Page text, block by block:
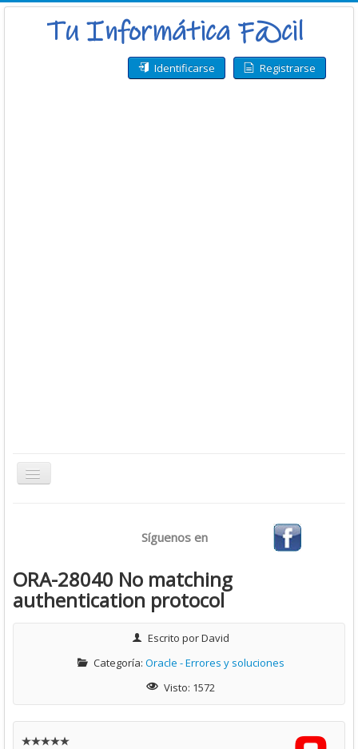
Identificarse Registrarse
Toggle
Desarrollo
Ofimática
Virtualización
Síguenos en
ORA-28040 No matching
authentication protocol
Escrito porDavid
Categoría: Oracle - Errores y soluciones
Visto: 1572